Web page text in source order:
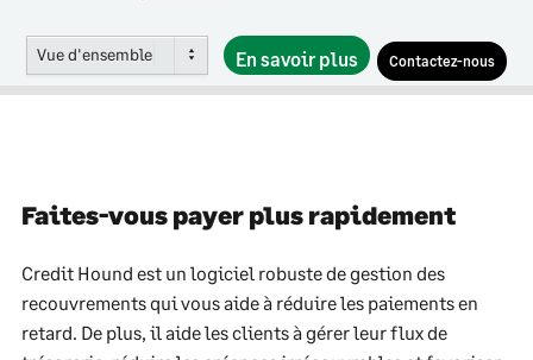
Vue d'ensemble En savoir plus Contactez-nous
Faites-vous payer plus rapidement
Credit Hound est un logiciel robuste de gestion des
recouvrements qui vous aide à réduire les paiements en
retard. De plus, il aide les clients à gérer leur flux de